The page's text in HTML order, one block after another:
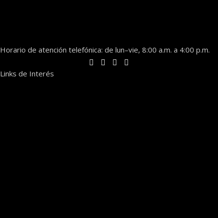
Horario de atención telefónica: de lun–vie, 8:00 a.m. a 4:00 p.m.
Links de Interés